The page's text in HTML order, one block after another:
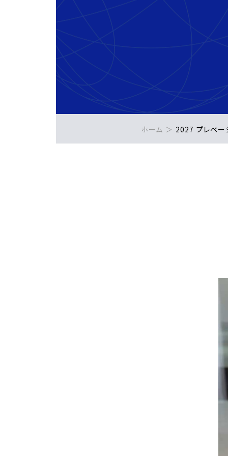
ホーム 2027 プレベー